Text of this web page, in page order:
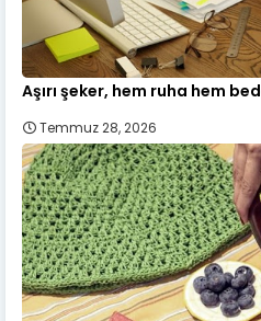
Aşırı şeker, hem ruha hem
Temmuz 28, 2026